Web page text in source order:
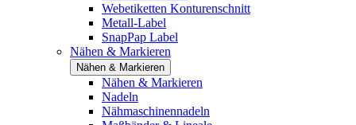
Webetiketten Konturenschnitt
Metall-Label
SnapPap Label
Nähen & Markieren
Nähen & Markieren
Nähen & Markieren
Nadeln
Nähmaschinennadeln